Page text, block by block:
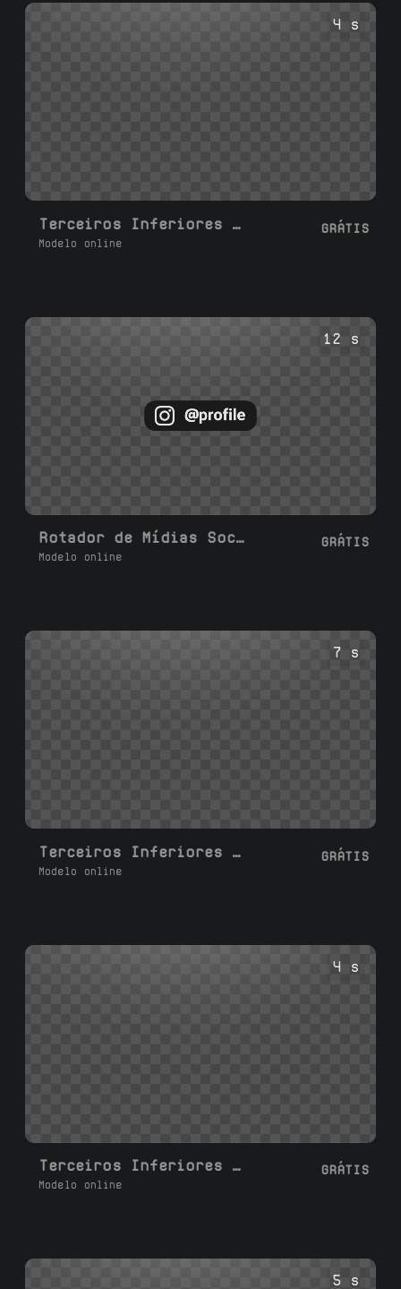
4 s
Terceiros Inferiores Centrais Personalizados
Modelo online
GRÁTIS
12 s
Rotador de Mídias Sociais 1-6
Modelo online
GRÁTIS
7 s
Terceiros Inferiores Modernos Personalizados
Modelo online
GRÁTIS
4 s
Terceiros Inferiores Personalizados 02
Modelo online
GRÁTIS
5 s